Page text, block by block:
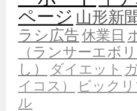
ページ 山形新
ラシ広告休業日
（ランサーエボ
し）
ダイエット
イコス）
ビック
ル